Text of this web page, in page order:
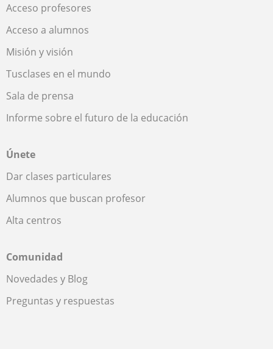
Acceso profesores
Acceso a alumnos
Misión y visión
Tusclases en el mundo
Sala de prensa
Informe sobre el futuro de la educación
Únete
Dar clases particulares
Alumnos que buscan profesor
Alta centros
Comunidad
Novedades y Blog
Preguntas y respuestas